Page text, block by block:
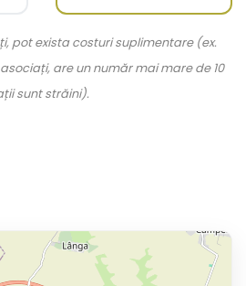
pot exista costuri suplimentare (ex.
are un număr mai mare de 10
sunt străini).